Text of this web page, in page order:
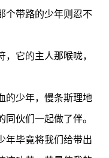
个带路的少年则忍不
它的主人那喉咙，
少年，慢条斯理地
伙们一起做了伴。
毕竟将我们给带出